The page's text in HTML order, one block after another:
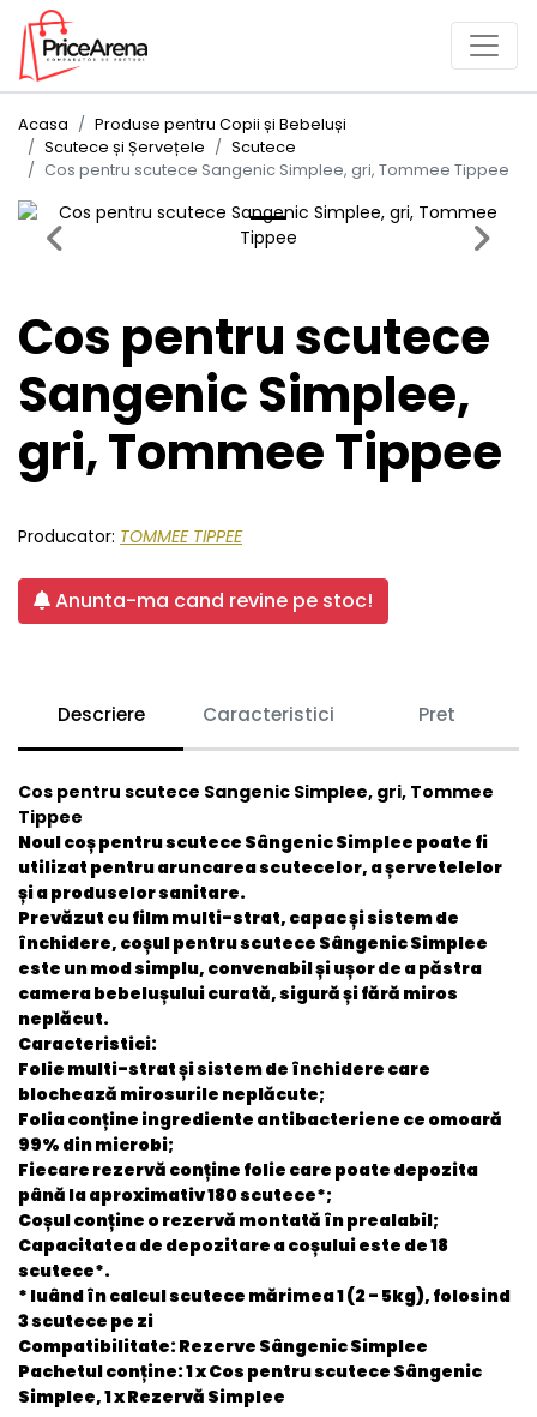
Acasa
Produse pentru Copii și Bebeluși
Scutece și Șervețele
Scutece
Cos pentru scutece Sangenic Simplee, gri, Tommee Tippee
Previous Next
Cos pentru scutece
Sangenic Simplee,
gri, Tommee Tippee
Producator: TOMMEE TIPPEE
Anunta-ma cand revine pe stoc!
Descriere Caracteristici Pret
Cos pentru scutece Sangenic Simplee, gri, Tommee
Tippee
Noul coș pentru scutece Sângenic Simplee poate fi
utilizat pentru aruncarea scutecelor, a șervetelelor
și a produselor sanitare.
Prevăzut cu film multi-strat, capac și sistem de
închidere, coșul pentru scutece Sângenic Simplee
este un mod simplu, convenabil și ușor de a păstra
camera bebelușului curată, sigură și fără miros
neplăcut.
Caracteristici:
Folie multi-strat și sistem de închidere care
blochează mirosurile neplăcute;
Folia conține ingrediente antibacteriene ce omoară
99% din microbi;
Fiecare rezervă conține folie care poate depozita
până la aproximativ 180 scutece*;
Coșul conține o rezervă montată în prealabil;
Capacitatea de depozitare a coșului este de 18
scutece*.
* luând în calcul scutece mărimea 1 (2 - 5kg), folosind
3 scutece pe zi
Compatibilitate:Rezerve Sângenic Simplee
Pachetul conține:1 x Cos pentru scutece Sângenic
Simplee, 1 x Rezervă Simplee